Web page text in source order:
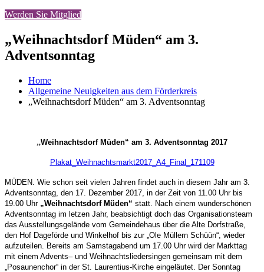
Werden Sie Mitglied
„Weihnachtsdorf Müden“ am 3.
Adventsonntag
Home
Allgemeine Neuigkeiten aus dem Förderkreis
„Weihnachtsdorf Müden“ am 3. Adventsonntag
„Weihnachtsdorf Müden“ am 3. Adventsonntag 2017
Plakat_Weihnachtsmarkt2017_A4_Final_171109
MÜDEN. Wie schon seit vielen Jahren findet auch in diesem Jahr am 3.
Adventsonntag, den 17. Dezember 2017 in der Zeit von 11.00 Uhr bis
19.00 Uhr „Weihnachtsdorf Müden“ statt. Nach einem wunderschönen
Adventsonntag im letzen Jahr, beabsichtigt doch das Organisationsteam
das Ausstellungsgelände vom Gemeindehaus über die Alte Dorfstraße,
den Hof Dageförde und Winkelhof bis zur „Ole Müllern Schüün“, wieder
aufzuteilen. Bereits am Samstagabend um 17.00 Uhr wird der Markttag
mit einem Advents– und Weihnachtsliedersingen gemeinsam mit dem
„Posaunenchor“ in der St. Laurentius-Kirche eingeläutet. Der Sonntag